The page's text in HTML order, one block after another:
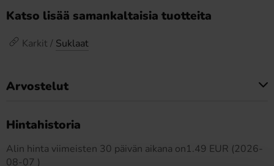
Katso lisää samankaltaisia tuotteita
Karkit / Suklaat
Arvostelut
Hintahistoria
Alin hinta viimeisten 30 päivän aikana on1.49 EUR (2026-
08-07 )